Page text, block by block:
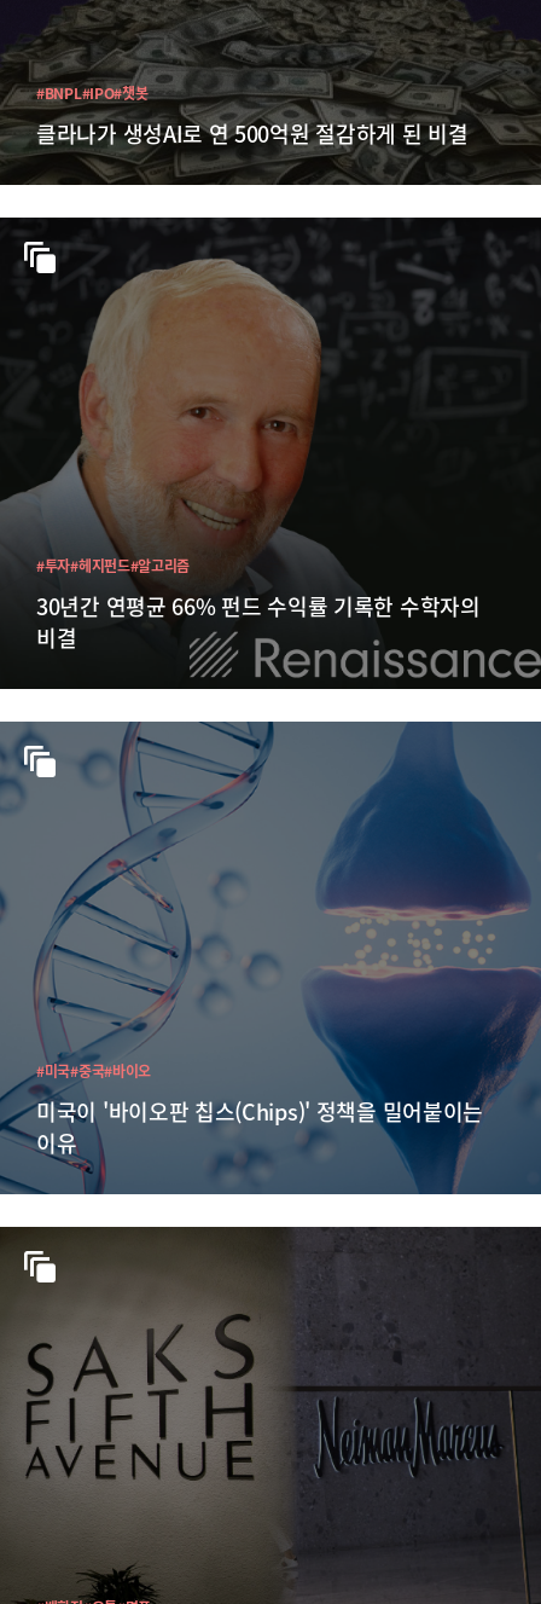
클라나가 생성AI로 연 500억원 절감하게 된 비결
#BNPL#IPO#챗봇
30년간 연평균 66% 펀드 수익률 기록한 수학자의
비결
#투자#헤지펀드#알고리즘
미국이 '바이오판 칩스(Chips)' 정책을 밀어붙이는
이유
#미국#중국#바이오